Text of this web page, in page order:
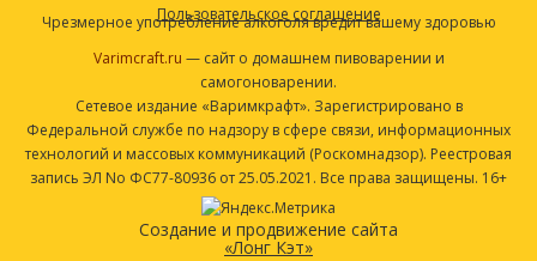
Пользовательское соглашение
Чрезмерное употребление алкоголя вредит вашему здоровью
Varimcraft.ru — сайт о домашнем пивоварении и
самогоноварении.
Сетевое издание «Варимкрафт». Зарегистрировано в
Федеральной службе по надзору в сфере связи, информационных
технологий и массовых коммуникаций (Роскомнадзор). Реестровая
запись ЭЛ No ФС77-80936 от 25.05.2021. Все права защищены. 16+
Создание и продвижение сайта
«Лонг Кэт»